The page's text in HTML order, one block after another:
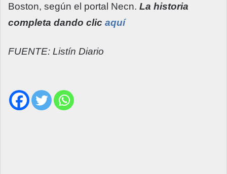
Boston, según el portal Necn. La historia
completa dando clic aquí
FUENTE: Listín Diario